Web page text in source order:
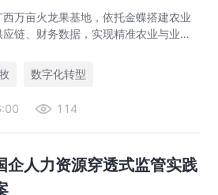
万亩火龙果基地，依托金蝶搭建农业
链、财务数据，实现精准农业与业财
数字化转型
114
企人力资源穿透式监管实践